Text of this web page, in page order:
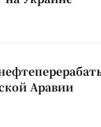
Аравии